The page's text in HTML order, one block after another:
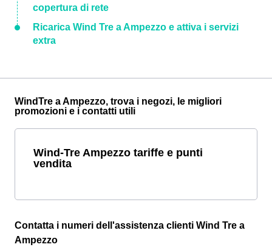
copertura di rete
Ricarica Wind Tre a Ampezzo e attiva i servizi
extra
WindTre a Ampezzo, trova i negozi, le migliori
promozioni e i contatti utili
Wind-Tre Ampezzo tariffe e punti
vendita
Contatta i numeri dell'assistenza clienti Wind Tre a
Ampezzo